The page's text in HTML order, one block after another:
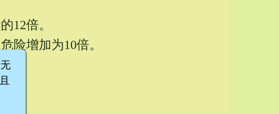
12倍。
险增加为10倍。
。